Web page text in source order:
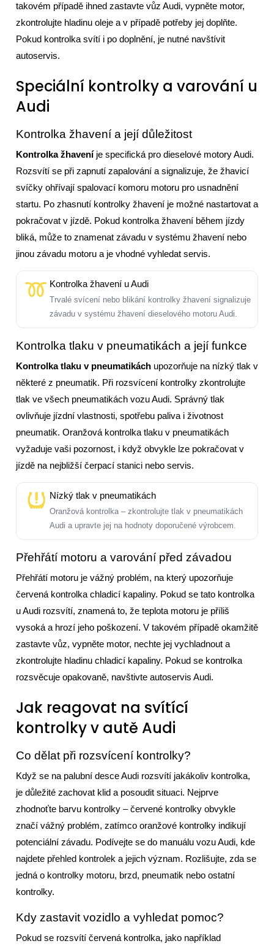
takovém případě ihned zastavte vůz Audi, vypněte motor,
zkontrolujte hladinu oleje a v případě potřeby jej doplňte.
Pokud kontrolka svítí i po doplnění, je nutné navštívit
autoservis.
Speciální kontrolky a varování u
Audi
Kontrolka žhavení a její důležitost
Kontrolka žhaveníje specifická pro dieselové motory Audi.
Rozsvítí se při zapnutí zapalování a signalizuje, že žhavicí
svíčky ohřívají spalovací komoru motoru pro usnadnění
startu. Po zhasnutí kontrolky žhavení je možné nastartovat a
pokračovat v jízdě. Pokud kontrolka žhavení během jízdy
bliká, může to znamenat závadu v systému žhavení nebo
jinou závadu motoru a je vhodné vyhledat servis.
Kontrolka žhavení u Audi
Trvalé svícení nebo blikání kontrolky žhavení signalizuje
závadu v systému žhavení dieselového motoru Audi.
Kontrolka tlaku v pneumatikách a její funkce
Kontrolka tlaku v pneumatikách upozorňuje na nízký tlak v
některé z pneumatik. Při rozsvícení kontrolky zkontrolujte
tlak ve všech pneumatikách vozu Audi. Správný tlak
ovlivňuje jízdní vlastnosti, spotřebu paliva i životnost
pneumatik. Oranžová kontrolka tlaku v pneumatikách
vyžaduje vaši pozornost, i když obvykle lze pokračovat v
jízdě na nejbližší čerpací stanici nebo servis.
Nízký tlak v pneumatikách
Oranžová kontrolka – zkontrolujte tlak v pneumatikách
Audi a upravte jej na hodnoty doporučené výrobcem.
Přehřátí motoru a varování před závadou
Přehřátí motoru je vážný problém, na který upozorňuje
červená kontrolka chladicí kapaliny. Pokud se tato kontrolka
u Audi rozsvítí, znamená to, že teplota motoru je příliš
vysoká a hrozí jeho poškození. V takovém případě okamžitě
zastavte vůz, vypněte motor, nechte jej vychladnout a
zkontrolujte hladinu chladicí kapaliny. Pokud se kontrolka
rozsvěcuje opakovaně, navštivte autoservis Audi.
Jak reagovat na svítící
kontrolky v autě Audi
Co dělat při rozsvícení kontrolky?
Když se na palubní desce Audi rozsvítí jakákoliv kontrolka,
je důležité zachovat klid a posoudit situaci. Nejprve
zhodnoťte barvu kontrolky – červené kontrolky obvykle
značí vážný problém, zatímco oranžové kontrolky indikují
potenciální závadu. Podívejte se do manuálu vozu Audi, kde
najdete přehled kontrolek a jejich význam. Rozlišujte, zda se
jedná o kontrolky motoru, brzd, pneumatik nebo ostatní
kontrolky.
Kdy zastavit vozidlo a vyhledat pomoc?
Pokud se rozsvítí červená kontrolka, jako například